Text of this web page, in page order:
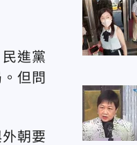
進黨
但問
朝要